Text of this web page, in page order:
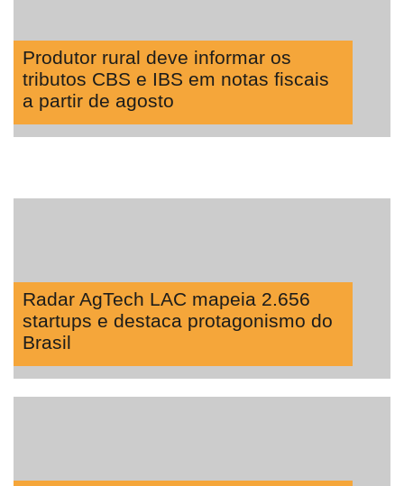
Produtor rural deve informar os
tributos CBS e IBS em notas fiscais
a partir de agosto
Radar AgTech LAC mapeia 2.656
startups e destaca protagonismo do
Brasil